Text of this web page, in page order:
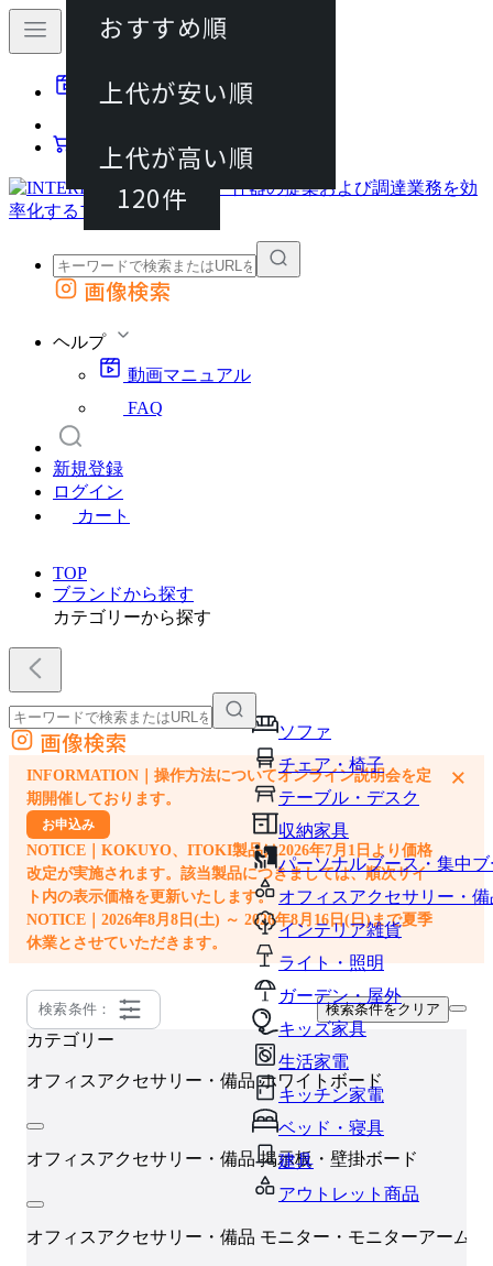
動画マニュアル
カート
外部サイトの商品をカートに追加
画像検索
ヘルプ
動画マニュアル
FAQ
新規登録
ログイン
カート
TOP
ブランドから探す
カテゴリーから探す
ソファ
チェア・椅子
テーブル・デスク
収納家具
パーソナルブース・集中
オフィスアクセサリー・備
インテリア雑貨
ライト・照明
ガーデン・屋外
キッズ家具
生活家電
キッチン家電
ベッド・寝具
建具
アウトレット商品
外部サイトの商品をカートに追加
他のサイトで見つけた商品ページのURLを貼り付けて、カートに追加できます
画像検索
INFORMATION｜操作方法についてオンライン説明会を定
期開催しております。
お申込み
NOTICE｜KOKUYO、ITOKI製品は2026年7月1日より価格
改定が実施されます。該当製品につきましては、順次サイ
ト内の表示価格を更新いたします。
NOTICE｜2026年8月8日(土) ～ 2026年8月16日(日)まで夏季
休業とさせていただきます。
×
検索条件： 検索条件をクリア
カテゴリー
オフィスアクセサリー・備品 ホワイトボード
オフィスアクセサリー・備品 掲示板・壁掛ボード
オフィスアクセサリー・備品 モニター・モニターアーム
120件
おすすめ順
上代が安い順
上代が高い順